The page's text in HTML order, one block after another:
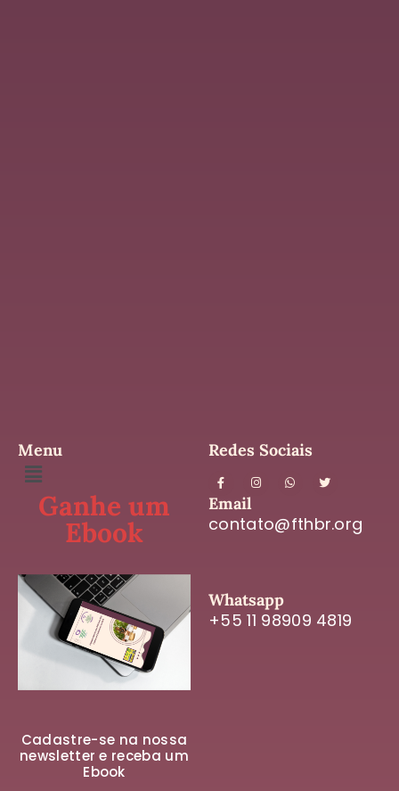
Menu
Ganhe um
Ebook
Cadastre-se na nossa
newsletter e receba um
Ebook
Redes Sociais
Email
contato@fthbr.org
Whatsapp
+55 11 98909 4819